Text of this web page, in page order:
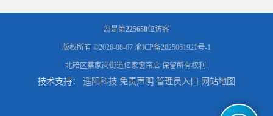
您是第225658位访客
版权所有 ©2026-08-07 渝ICP备2025061921号-1
北碚区蔡家岗街道亿家窗帘店 保留所有权利.
技术支持： 遥阳科技 免责声明 管理员入口 网站地图